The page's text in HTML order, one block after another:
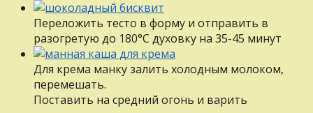
Переложить тесто в форму и отправить в
разогретую до 180°С духовку на 35-45 минут
Для крема манку залить холодным молоком,
перемешать.
Поставить на средний огонь и варить